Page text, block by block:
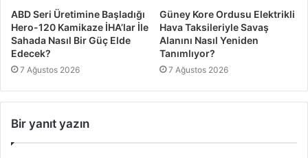
ABD Seri Üretimine Başladığı
Hero-120 Kamikaze İHA’lar İle
Sahada Nasıl Bir Güç Elde
Edecek?
7 Ağustos 2026
Güney Kore Ordusu Elektrikli
Hava Taksileriyle Savaş
Alanını Nasıl Yeniden
Tanımlıyor?
7 Ağustos 2026
Bir yanıt yazın